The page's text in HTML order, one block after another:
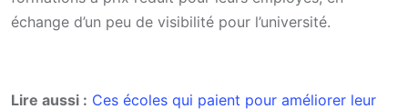
échange d’un peu de visibilité pour l’université.
Lire aussi : Ces écoles qui paient pour améliorer leur